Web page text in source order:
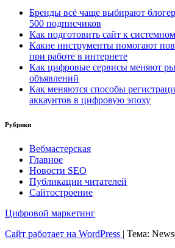
Бренды всё чаще выбирают
500 подписчиков
Как подготовить сайт к
Какие инструменты помогают
при работе в интернете
Как цифровые сервисы меняют
объявлений
Как меняются способы
аккаунтов в цифровую эпоху
Рубрики
Вебмастерская
Главное
Новости SEO
Публикации читателей
Сайтостроение
Цифровой маркетинг
Сайт работает на WordPress | Тема: